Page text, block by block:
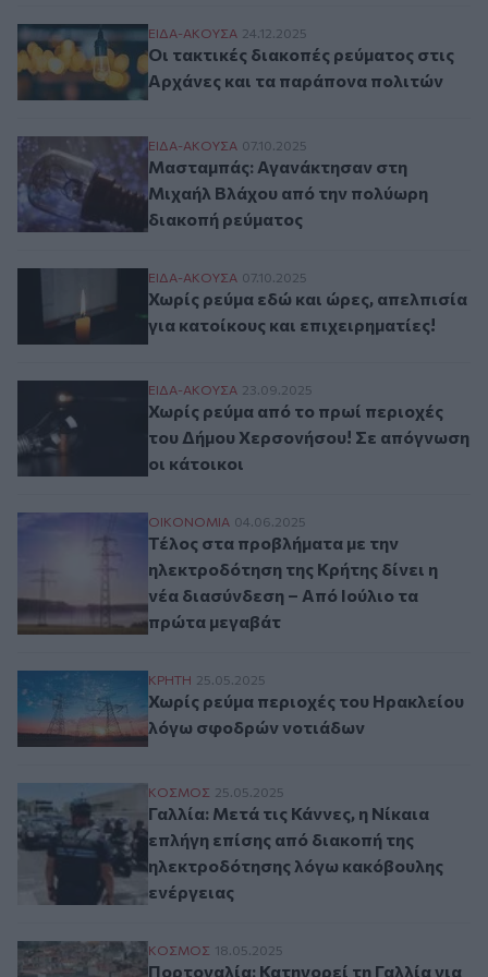
Οι τακτικές διακοπές ρεύματος στις
ΕΙΔΑ-ΑΚΟΥΣΑ 24.12.2025
Οι τακτικές διακοπές ρεύματος στις
Αρχάνες και τα παράπονα πολιτών
Μασταμπάς: Αγανάκτησαν στη Μιχαήλ
ΕΙΔΑ-ΑΚΟΥΣΑ 07.10.2025
Μασταμπάς: Αγανάκτησαν στη
Μιχαήλ Βλάχου από την πολύωρη
διακοπή ρεύματος
Χωρίς ρεύμα εδώ και ώρες, απελπισία για
ΕΙΔΑ-ΑΚΟΥΣΑ 07.10.2025
Χωρίς ρεύμα εδώ και ώρες, απελπισία
για κατοίκους και επιχειρηματίες!
Χωρίς ρεύμα από το πρωί περιοχές του
ΕΙΔΑ-ΑΚΟΥΣΑ 23.09.2025
Χωρίς ρεύμα από το πρωί περιοχές
του Δήμου Χερσονήσου! Σε απόγνωση
οι κάτοικοι
Τέλος στα προβλήματα με την
ΟΙΚΟΝΟΜΙΑ 04.06.2025
Τέλος στα προβλήματα με την
ηλεκτροδότηση της Κρήτης δίνει η
νέα διασύνδεση – Από Ιούλιο τα
πρώτα μεγαβάτ
Χωρίς ρεύμα περιοχές του Ηρακλείου
ΚΡΗΤΗ 25.05.2025
Χωρίς ρεύμα περιοχές του Ηρακλείου
λόγω σφοδρών νοτιάδων
Γαλλία: Μετά τις Κάννες, η Νίκαια
ΚΟΣΜΟΣ 25.05.2025
Γαλλία: Μετά τις Κάννες, η Νίκαια
επλήγη επίσης από διακοπή της
ηλεκτροδότησης λόγω κακόβουλης
ενέργειας
Πορτογαλία: Κατηγορεί τη Γαλλία για
ΚΟΣΜΟΣ 18.05.2025
Πορτογαλία: Κατηγορεί τη Γαλλία για